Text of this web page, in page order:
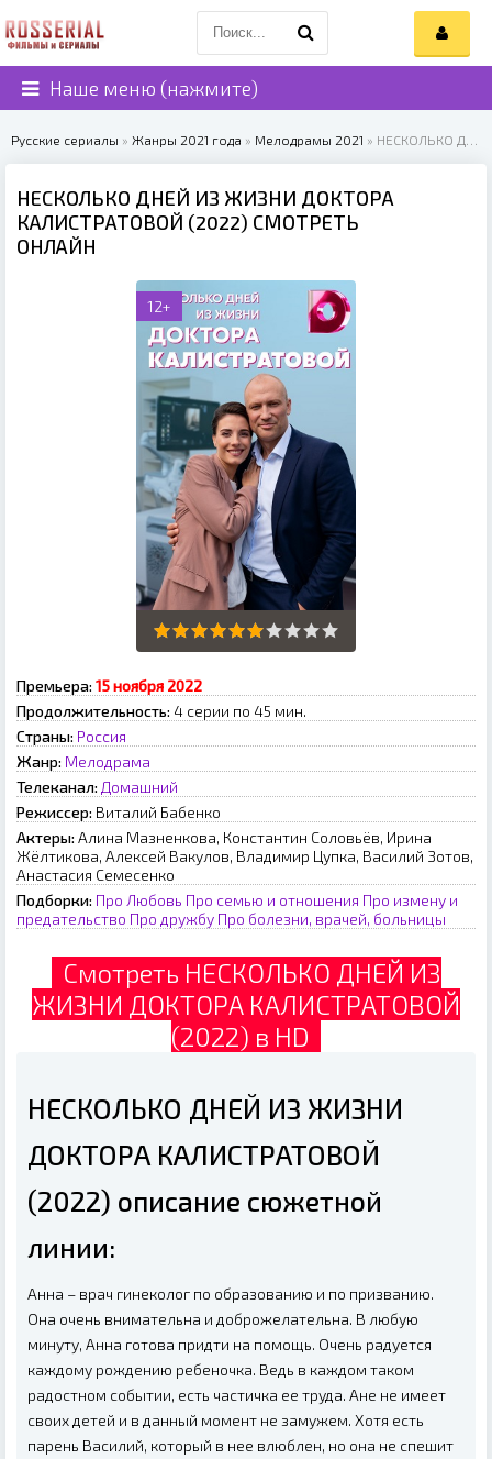
Наше меню (нажмите)
Русские сериалы » Жанры 2021 года » Мелодрамы 2021 » НЕСКОЛЬКО ДНЕЙ ИЗ ЖИЗНИ ДОКТОРА КАЛИСТРАТОВОЙ (2022)
НЕСКОЛЬКО ДНЕЙ ИЗ ЖИЗНИ ДОКТОРА
КАЛИСТРАТОВОЙ (2022) СМОТРЕТЬ
ОНЛАЙН
12+
Премьера: 15 ноября 2022
Продолжительность: 4 серии по 45 мин.
Страны: Россия
Жанр: Мелодрама
Телеканал: Домашний
Режиссер: Bитaлий Бaбeнкo
Актеры: Алина Мазненкова, Константин Соловьёв, Ирина
Жёлтикова, Алексей Вакулов, Владимир Цупка, Василий Зотов,
Анастасия Семесенко
Подборки: Про Любовь Про семью и отношения Про измену и
предательство Про дружбу Про болезни, врачей, больницы
Смотреть НЕСКОЛЬКО ДНЕЙ ИЗ
ЖИЗНИ ДОКТОРА КАЛИСТРАТОВОЙ
(2022) в HD
НЕСКОЛЬКО ДНЕЙ ИЗ ЖИЗНИ
ДОКТОРА КАЛИСТРАТОВОЙ
(2022) описание сюжетной
линии:
Анна – врач гинеколог по образованию и по призванию.
Она очень внимательна и доброжелательна. В любую
минуту, Анна готова придти на помощь. Очень радуется
каждому рождению ребеночка. Ведь в каждом таком
радостном событии, есть частичка ее труда. Ане не имеет
своих детей и в данный момент не замужем. Хотя есть
парень Василий, который в нее влюблен, но она не спешит